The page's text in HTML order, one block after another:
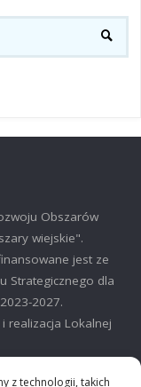
z technologii, takich
Obszarów
wiejskie".
jest ze
Strategicznego dla
2027.
realizacja Lokalnej